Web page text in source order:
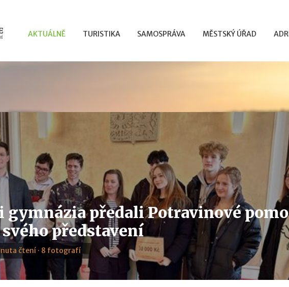
AKTUÁLNĚ TURISTIKA SAMOSPRÁVA MĚSTSKÝ ÚŘAD
gymnázia předali Potravinové
představení
čtení · 8 fotografí